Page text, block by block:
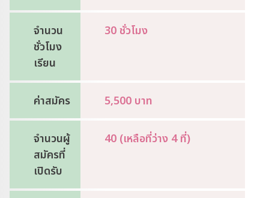
จำนวน
ชั่วโมง
เรียน
30 ชั่วโมง
ค่าสมัคร 5,500 บาท
จำนวนผู้
สมัครที่
เปิดรับ
40 (เหลือที่ว่าง 4 ที่)